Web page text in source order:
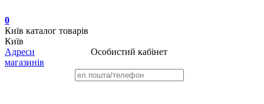
0
Київ каталог товарів
Київ
Адреси
магазинів
Особистий кабінет